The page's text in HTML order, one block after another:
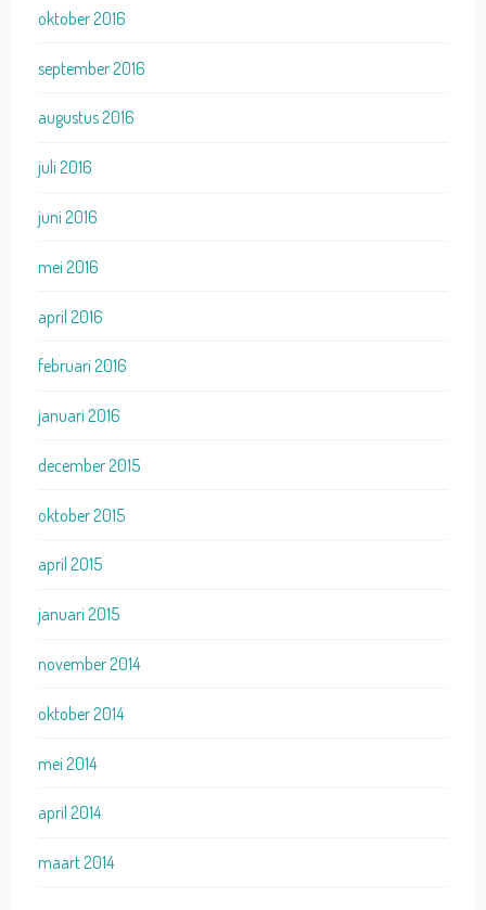
oktober 2016
september 2016
augustus 2016
juli 2016
juni 2016
mei 2016
april 2016
februari 2016
januari 2016
december 2015
oktober 2015
april 2015
januari 2015
november 2014
oktober 2014
mei 2014
april 2014
maart 2014